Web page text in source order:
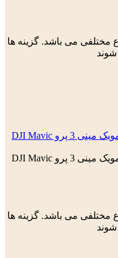
مختلفی می باشد. گزینه ها
مختلفی می باشد. گزینه ها